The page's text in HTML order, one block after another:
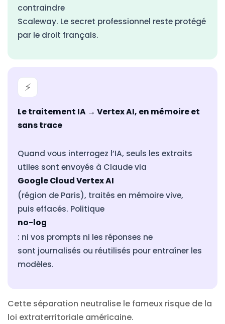
contraindre
Scaleway. Le secret professionnel reste protégé
par le droit français.
⚡
Le traitement IA → Vertex AI, en mémoire et
sans trace
Quand vous interrogez l’IA, seuls les extraits
utiles sont envoyés à Claude via
Google Cloud Vertex AI
(région de Paris), traités en mémoire vive,
puis effacés. Politique
no-log
: ni vos prompts ni les réponses ne
sont journalisés ou réutilisés pour entraîner les
modèles.
Cette séparation neutralise le fameux risque de la
loi extraterritoriale américaine.